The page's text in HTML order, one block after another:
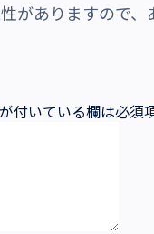
がありますので、
が付いている欄は必須